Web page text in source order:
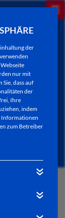
der
nur mit
dass auf
der
Ihre
indem
Informationen
zum Betreiber